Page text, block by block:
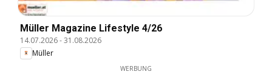
Müller Magazine Lifestyle 4/26
14.07.2026-31.08.2026
Müller
WERBUNG